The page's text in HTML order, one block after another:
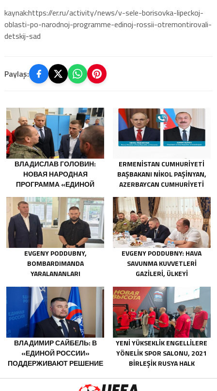
kaynak:https://er.ru/activity/news/v-sele-borisovka-lipeckoj-
oblasti-po-narodnoj-programme-edinoj-rossii-otremontirovali-
detskij-sad
Paylaş:
ВЛАДИСЛАВ ГОЛОВИН:
НОВАЯ НАРОДНАЯ
ПРОГРАММА «ЕДИНОЙ
ОРИЕНТИРОВАНА НА
РАЗВИТИЕ
ТЕХНОЛОГИЧЕСКОГО
СУВЕРЕНИТЕТА И ОПК
ERMENISTAN CUMHURIYETI
BAŞBAKANI NIKOL PAŞINYAN,
AZERBAYCAN CUMHURIYETI
ALIYEV’I ARADI
EVGENY PODDUBNY,
BOMBARDIMANDA
YARALANANLARI
CESARETLERINDEN DOLAYI
BELGOROD BÖLGESINDEKI
GÖNÜLLÜLERE TEŞEKKÜR ETTI
EVGENY PODDUBNY: HAVA
SAVUNMA KUVVETLERI
GAZILERI, ÜLKEYI
ВЛАДИМИР САЙБЕЛЬ: В
«ЕДИНОЙ РОССИИ»
ПОДДЕРЖИВАЮТ РЕШЕНИЕ
БЫВШИХ УЧАСТНИКОВ СВО
YENI YÜKSEKLIK ENGELLILERE
YÖNELIK SPOR SALONU, 2021
BIRLEŞIK RUSYA HALK
SARATOV’DA AÇILDI